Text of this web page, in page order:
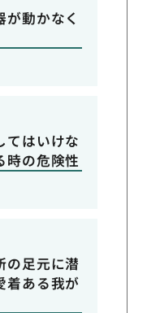
動かなく
てはいけな
時の危険性
の足元に潜
着ある我が